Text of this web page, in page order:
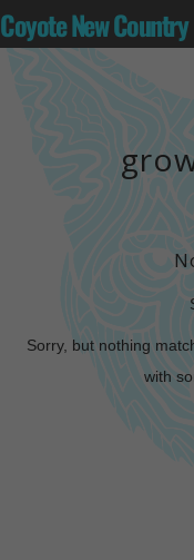
Coyote New Country
Sorry, but nothing
with